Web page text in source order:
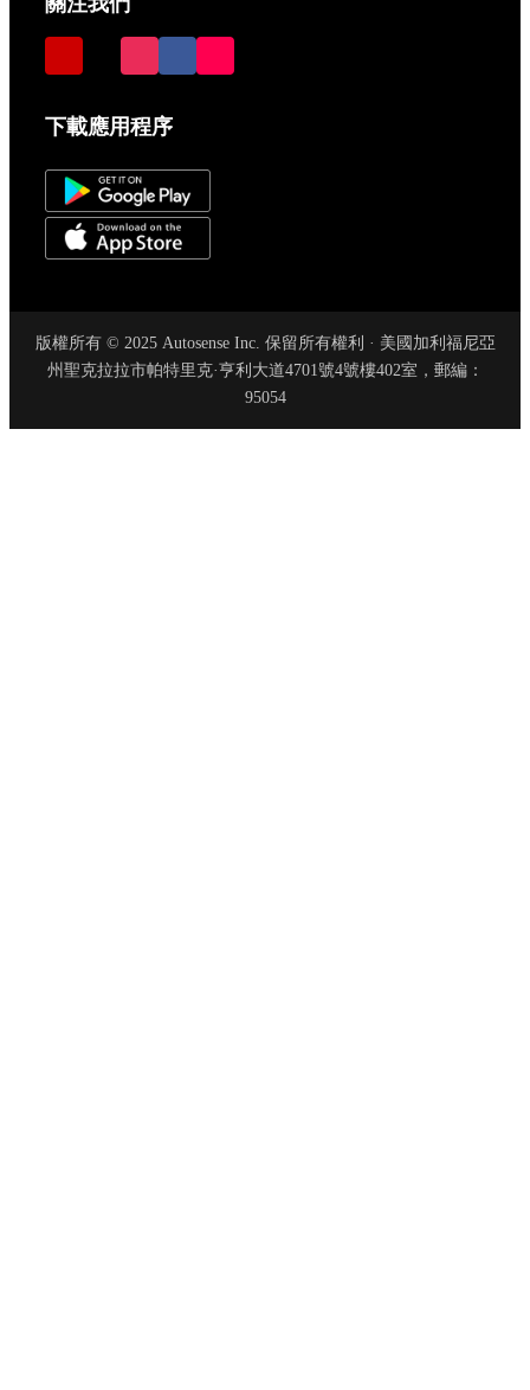
下載應用程序
版權所有 © 2025 Autosense Inc. 保留所有權利 · 美國加利福尼亞
州聖克拉拉市帕特里克·亨利大道4701號4號樓402室，郵編：
95054